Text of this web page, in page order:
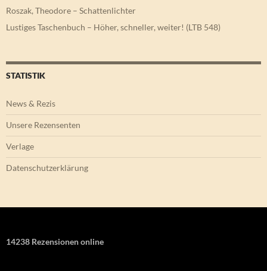
Roszak, Theodore – Schattenlichter
Lustiges Taschenbuch – Höher, schneller, weiter! (LTB 548)
STATISTIK
News & Rezis
Unsere Rezensenten
Verlage
Datenschutzerklärung
14238 Rezensionen online